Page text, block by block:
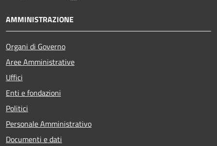
AMMINISTRAZIONE
Organi di Governo
Aree Amministrative
Uffici
Enti e fondazioni
Politici
Personale Amministrativo
Documenti e dati